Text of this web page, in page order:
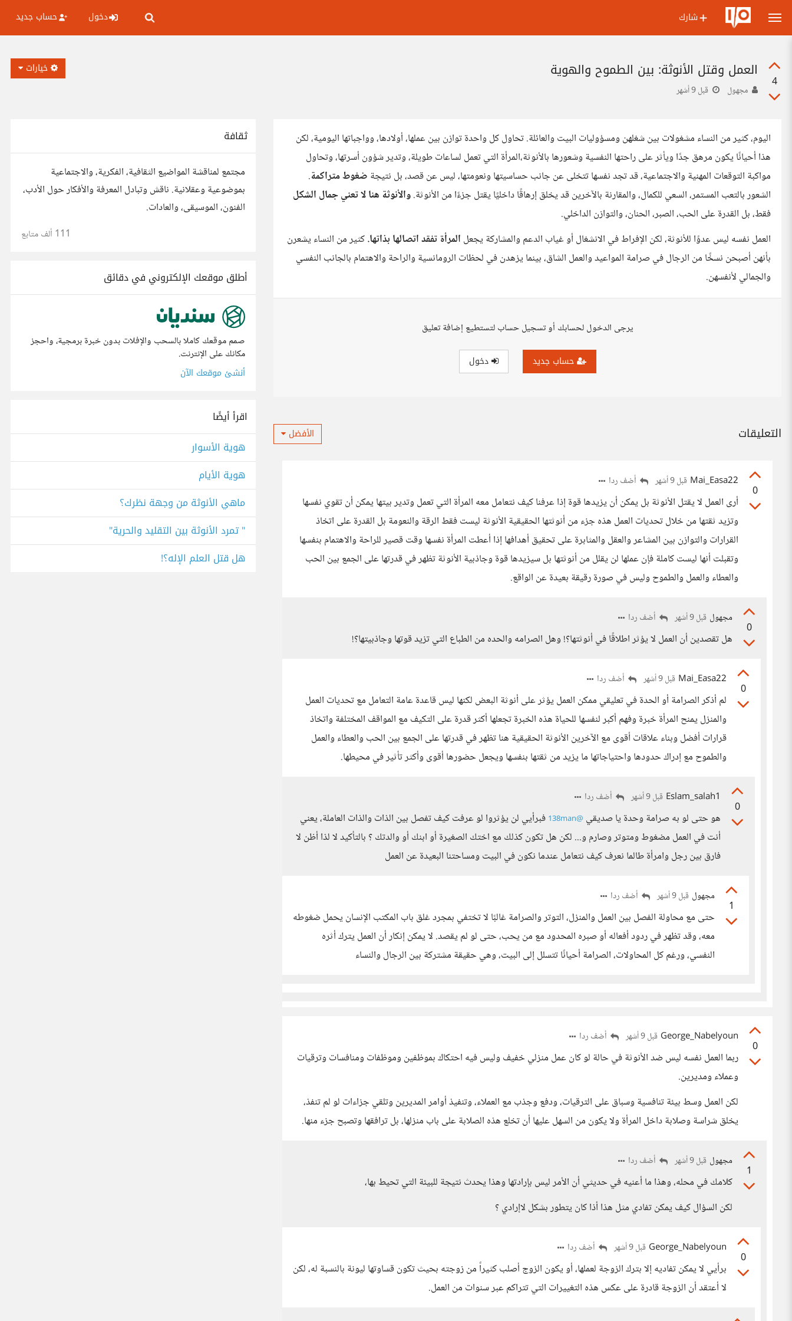
شارك دخول حساب جديد
4
العمل وقتل الأنوثة: بين الطموح والهوية
مجهول قبل 9 أشهر
خيارات
اليوم، كثير من النساء مشغولات بين شغلهن ومسؤوليات البيت والعائلة. تحاول كل واحدة توازن بين عملها، أولادها، وواجباتها اليومية، لكن
هذا أحيانًا يكون مرهق جدًا ويأثر على راحتها النفسية وشعورها بالأنوثة،المرأة التي تعمل لساعات طويلة، وتدير شؤون أسرتها، وتحاول
مواكبة التوقعات المهنية والاجتماعية، قد تجد نفسها تتخلى عن جانب حساسيتها ونعومتها، ليس عن قصد، بل نتيجة ضغوط متراكمة.
الشعور بالتعب المستمر، السعي للكمال، والمقارنة بالآخرين قد يخلق إرهاقًا داخليًا يقتل جزءًا من الأنوثة.والأنوثة هنا لا تعني جمال الشكل
فقط، بل القدرة على الحب، الصبر، الحنان، والتوازن الداخلي.
العمل نفسه ليس عدوًا للأنوثة، لكن الإفراط في الانشغال أو غياب الدعم والمشاركة يجعل المرأة تفقد اتصالها بذاتها.كثير من النساء يشعرن
بأنهن أصبحن نسخًا من الرجال في صرامة المواعيد والعمل الشاق، بينما يزهدن في لحظات الرومانسية والراحة والاهتمام بالجانب النفسي
والجمالي لأنفسهن.
يرجى الدخول لحسابك أو تسجيل حساب لتستطيع إضافة تعليق
حساب جديد دخول
التعليقات الأفضل
0
Mai_Easa22 قبل 9 أشهر أضف ردا
أرى العمل لا يقتل الأنوثة بل يمكن أن يزيدها قوة إذا عرفنا كيف نتعامل معه المرأة التي تعمل وتدير بيتها يمكن أن تقوي نفسها
وتزيد ثقتها من خلال تحديات العمل هذه جزء من أنوثتها الحقيقية الأنوثة ليست فقط الرقة والنعومة بل القدرة على اتخاذ
القرارات والتوازن بين المشاعر والعقل والمثابرة على تحقيق أهدافها إذا أعطت المرأة نفسها وقت قصير للراحة والاهتمام بنفسها
وتقبلت أنها ليست كاملة فإن عملها لن يقلل من أنوثتها بل سيزيدها قوة وجاذبية الأنوثة تظهر في قدرتها على الجمع بين الحب
والعطاء والعمل والطموح وليس في صورة رقيقة بعيدة عن الواقع.
0
مجهول قبل 9 أشهر أضف ردا
هل تقصدين أن العمل لا يؤثر اطلاقًا في أنوثتها؟! وهل الصرامه والحده من الطباع التي تزيد قوتها وجاذبيتها؟!
0
Mai_Easa22 قبل 9 أشهر أضف ردا
لم أذكر الصرامة أو الحدة في تعليقي ممكن العمل يؤثر على أنوثة البعض لكنها ليس قاعدة عامة التعامل مع تحديات العمل
والمنزل يمنح المرأة خبرة وفهم أكبر لنفسها للحياة هذه الخبرة تجعلها أكثر قدرة على التكيف مع المواقف المختلفة واتخاذ
قرارات أفضل وبناء علاقات أقوى مع الآخرين الأنوثة الحقيقية هنا تظهر في قدرتها على الجمع بين الحب والعطاء والعمل
والطموح مع إدراك حدودها واحتياجاتها ما يزيد من ثقتها بنفسها ويجعل حضورها أقوى وأكثر تأثير في محيطها.
0
Eslam_salah1 قبل 9 أشهر أضف ردا
هو حتى لو به صرامة وحدة يا صديقي @138man
فبرأيي لن يؤثروا لو عرفت كيف تفصل بين الذات والذات العاملة، يعني
أنت في العمل مضغوط ومتوتر وصارم و... لكن هل تكون كذلك مع اختك الصغيرة أو ابنك أو والدتك ؟ بالتأكيد لا لذا أظن لا
فارق بين رجل وامرأة طالما نعرف كيف نتعامل عندما نكون في البيت ومساحتنا البعيدة عن العمل
1
مجهول قبل 9 أشهر أضف ردا
حتى مع محاولة الفصل بين العمل والمنزل، التوتر والصرامة غالبًا لا تختفي بمجرد غلق باب المكتب الإنسان يحمل ضغوطه
معه، وقد تظهر في ردود أفعاله أو صبره المحدود مع من يحب، حتى لو لم يقصد. لا يمكن إنكار أن العمل يترك أثره
النفسي، ورغم كل المحاولات، الصرامة أحيانًا تتسلل إلى البيت، وهي حقيقة مشتركة بين الرجال والنساء
0
George_Nabelyoun قبل 9 أشهر أضف ردا
ربما العمل نفسه ليس ضد الأنوثة في حالة لو كان عمل منزلي خفيف وليس فيه احتكاك بموظفين وموظفات ومنافسات وترقيات
وعملاء ومديرين.
لكن العمل وسط بيئة تنافسية وسباق على الترقيات، ودفع وجذب مع العملاء، وتنفيذ أوامر المديرين وتلقي جزاءات لو لم تنفذ،
يخلق شراسة وصلابة داخل المرأة ولا يكون من السهل عليها أن تخلع هذه الصلابة على باب منزلها، بل ترافقها وتصبح جزء منها.
1
مجهول قبل 9 أشهر أضف ردا
كلامك في محله، وهذا ما أعنيه في حديثي أن الأمر ليس بإرادتها وهذا يحدث نتيجة للبيئة التي تحيط بها،
لكن السؤال كيف يمكن تفادي مثل هذا أذا كان يتطور بشكل لاإرادي ؟
0
George_Nabelyoun قبل 9 أشهر أضف ردا
برأيي لا يمكن تفاديه إلا بترك الزوجة لعملها، أو يكون الزوج أصلب كثيراً من زوجته بحيث تكون قساوتها ليونة بالنسبة له، لكن
لا أعتقد أن الزوجة قادرة على عكس هذه التغييرات التي تتراكم عبر سنوات من العمل.
ثقافة
مجتمع لمناقشة المواضيع الثقافية، الفكرية، والاجتماعية
بموضوعية وعقلانية. ناقش وتبادل المعرفة والأفكار حول الأدب،
الفنون، الموسيقى، والعادات.
111 ألف متابع
أطلق موقعك الإلكتروني في دقائق
صمم موقعك كاملا بالسحب والإفلات بدون خبرة برمجية، واحجز
مكانك على الإنترنت.
أنشئ موقعك الآن
اقرأ أيضًا
هوية الأسوار
هوية الأيام
ماهي الأنوثة من وجهة نظرك؟
" تمرد الأنوثة بين التقليد والحرية"
هل قتل العلم الإله؟!